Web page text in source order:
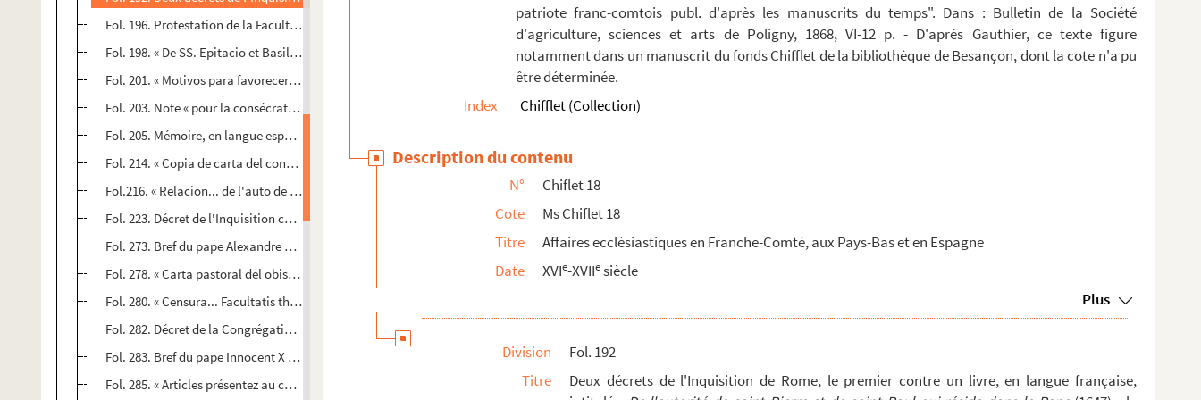
Fol. 196. Protestation de la Faculté de théologie de Louvain à propos de son attitude au sujet des cinq propos...
Fol. 198. « De SS. Epitacio et Basileo... lectio IV..., lectio V. »
Fol. 201. « Motivos para favorecer la religion catolica en la nacion Escocesa, escritos por H. S » (Hugo Sempi...
Fol. 203. Note « pour la consécration d'ung aultel »
Fol. 205. Mémoire, en langue espagnole, des Dominicains de Saint-Raymond-le-Royal, à l'effet d'obtenir du roi ...
Fol. 214. « Copia de carta del conde de Lemos... la qual escrivio al P. Francisco Manuel [S. J.]... »
Fol.216. « Relacion... de l'auto de la fee celebrado... en Sevilla... »
Fol. 223. Décret de l'Inquisition condamnant un manuscrit espagnol (1654)
Fol. 273. Bref du pape Alexandre VII ordonnant des prières pour le rétablissement de la paix (1655)
Fol. 278. « Carta pastoral del obispo de Orihuela, sobre los exercicios... de la quaresma en el año de 1655 »
Fol. 280. « Censura... Facultatis theologiae Parisiensis, lata in librum... Antonii Sanctarelli... » (1625)
Fol. 282. Décret de la Congrégation de l'
contre une image représentant S. Basile habillé en bénédictin ...
Fol. 283. Bref du pape Innocent X contre l'archevêque de Malines et l'évêque de Gand
Fol. 285. « Articles présentez au concile de Trente par les prélatz françois, en conformité de ceulx présentez...
patriote franc-comtois publ. d'après les manuscrits du temps". Dans : Bulletin de la Société
d'agriculture, sciences et arts de Poligny, 1868, VI-12 p. - D'après Gauthier, ce texte figure
notamment dans un manuscrit du fonds Chifflet de la bibliothèque de Besançon, dont la cote n'a pu
être déterminée.
Index
Chifflet (Collection)
Description du contenu
N°
Chiflet 18
Cote
Ms Chiflet 18
Titre
Affaires ecclésiastiques en Franche-Comté, aux Pays-Bas et en Espagne
Date
XVIe-XVIIesiècle
Plus
Division
Fol. 192
Titre
Deux décrets de l'Inquisition de Rome, le premier contre un livre, en langue française,